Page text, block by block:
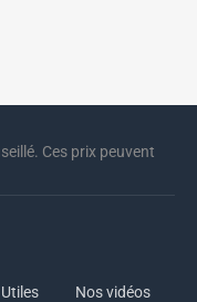
Ces prix peuvent
Nos vidéos